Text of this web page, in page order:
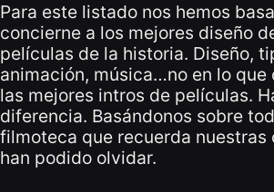
Para este listado nos hemos
concierne a los mejores diseño
películas de la historia. Diseño,
animación, música…no en lo que
las mejores intros de películas.
diferencia. Basándonos sobre
filmoteca que recuerda nuestras
han podido olvidar.